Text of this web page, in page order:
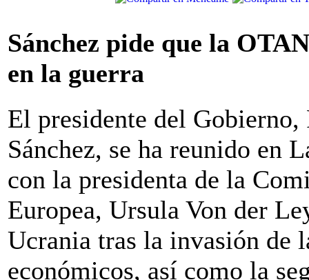
Sánchez pide que la
en la guerra
El presidente del Gobierno,
Sánchez, se ha reunido en
con la presidenta de la
Europea, Ursula Von der
Ucrania tras la invasión de
económicos, así como la